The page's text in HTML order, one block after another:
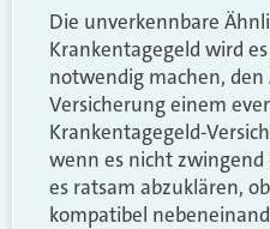
Die unverkennbare
Krankentagegeld wird
notwendig machen, den
Versicherung einem
Krankentagegeld-
wenn es nicht
es ratsam abzuklären,
kompatibel